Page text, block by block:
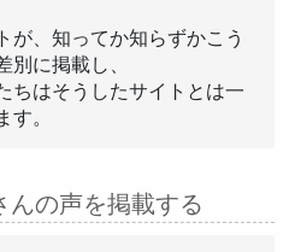
が、知ってか知らずかこう
に掲載し、
ちはそうしたサイトとは一
。
んの声を掲載する